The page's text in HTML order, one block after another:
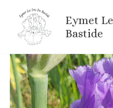
contenu
Eymet
Bastide
quantité
de
HENRYK
SIENKIEWICZ